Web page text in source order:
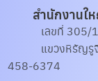
สำนักงานใ
เลขที่ 305/1
แขวงหิรัญรูจี
458-6374